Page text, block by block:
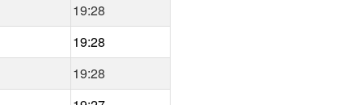
19:28
19:28
19:28